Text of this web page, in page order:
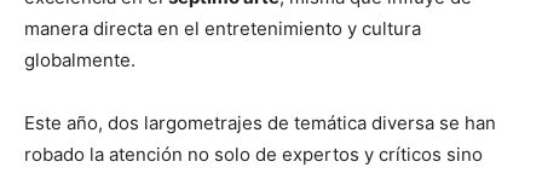
manera directa en el entretenimiento y cultura
globalmente.
Este año, dos largometrajes de temática diversa se han
robado la atención no solo de expertos y críticos sino